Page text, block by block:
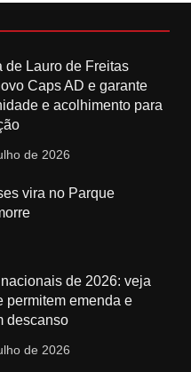
de Lauro de Freitas
Caps AD e garante
e acolhimento para
de 2026
vira no Parque
de 2026: veja
permitem emenda e
descanso
de 2026